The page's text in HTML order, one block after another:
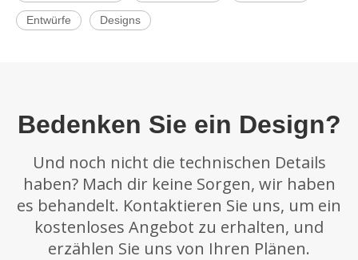
Entwürfe Designs
Bedenken Sie ein Design?
Und noch nicht die technischen Details
haben? Mach dir keine Sorgen, wir haben
es behandelt. Kontaktieren Sie uns, um ein
kostenloses Angebot zu erhalten, und
erzählen Sie uns von Ihren Plänen.